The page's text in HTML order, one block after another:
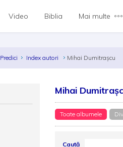
Video Biblia Mai multe
Predici Index autori Mihai Dumitrașcu
Mihai
Toate albumele
Caută